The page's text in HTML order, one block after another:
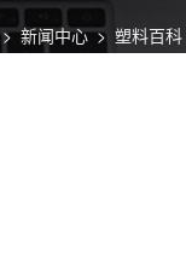
>新闻中心> 塑料百科